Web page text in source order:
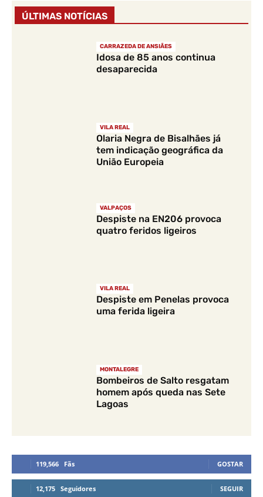
ÚLTIMAS NOTÍCIAS
CARRAZEDA DE ANSIÃES
Idosa de 85 anos continua
desaparecida
VILA REAL
Olaria Negra de Bisalhães já
tem indicação geográfica da
União Europeia
VALPAÇOS
Despiste na EN206 provoca
quatro feridos ligeiros
VILA REAL
Despiste em Penelas provoca
uma ferida ligeira
MONTALEGRE
Bombeiros de Salto resgatam
homem após queda nas Sete
Lagoas
119,566 Fãs GOSTAR
12,175 Seguidores SEGUIR